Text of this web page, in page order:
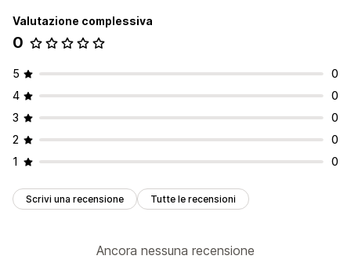
Valutazione complessiva
0
5
0
4
0
3
0
2
0
1
0
Scrivi una recensione Tutte le recensioni
Ancora nessuna recensione